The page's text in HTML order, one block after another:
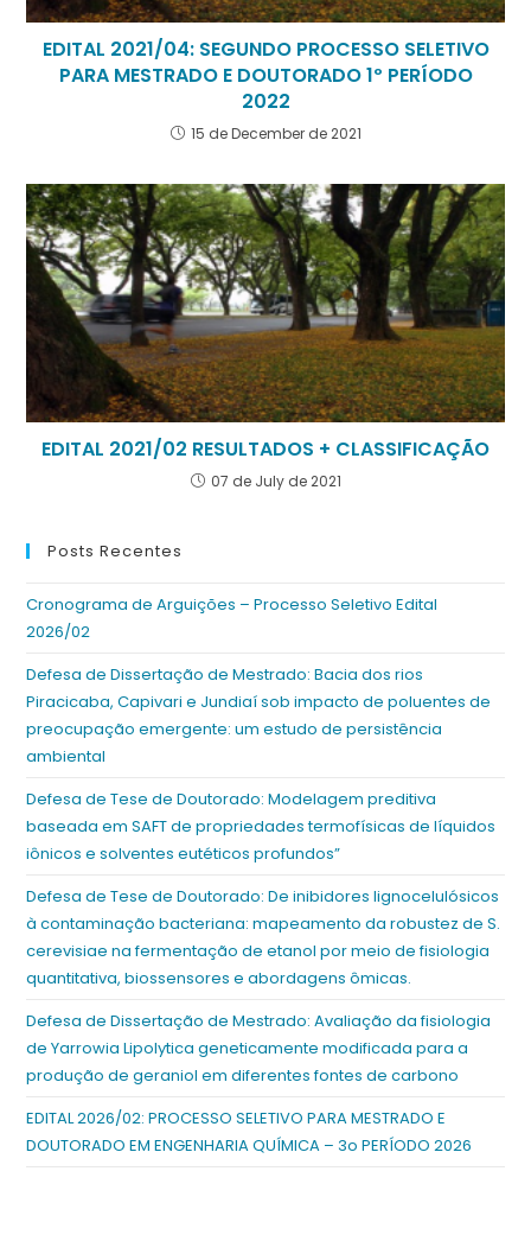
EDITAL 2021/04: SEGUNDO PROCESSO SELETIVO
PARA MESTRADO E DOUTORADO 1º PERÍODO
2022
15 de December de 2021
EDITAL 2021/02 RESULTADOS + CLASSIFICAÇÃO
07 de July de 2021
Posts Recentes
Cronograma de Arguições – Processo Seletivo Edital
2026/02
Defesa de Dissertação de Mestrado: Bacia dos rios
Piracicaba, Capivari e Jundiaí sob impacto de poluentes de
preocupação emergente: um estudo de persistência
ambiental
Defesa de Tese de Doutorado: Modelagem preditiva
baseada em SAFT de propriedades termofísicas de líquidos
iônicos e solventes eutéticos profundos”
Defesa de Tese de Doutorado: De inibidores lignocelulósicos
à contaminação bacteriana: mapeamento da robustez de S.
cerevisiae na fermentação de etanol por meio de fisiologia
quantitativa, biossensores e abordagens ômicas.
Defesa de Dissertação de Mestrado: Avaliação da fisiologia
de Yarrowia Lipolytica geneticamente modificada para a
produção de geraniol em diferentes fontes de carbono
EDITAL 2026/02: PROCESSO SELETIVO PARA MESTRADO E
DOUTORADO EM ENGENHARIA QUÍMICA – 3o PERÍODO 2026